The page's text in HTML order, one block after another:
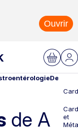
Ouvrir
de A
et